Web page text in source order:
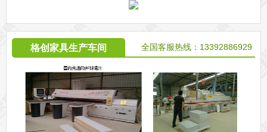
格创家具生产车间 全国客服热线：13392886929